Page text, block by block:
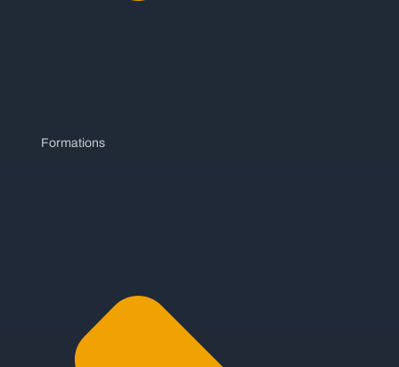
Formations